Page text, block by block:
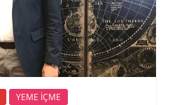
YEME İÇME